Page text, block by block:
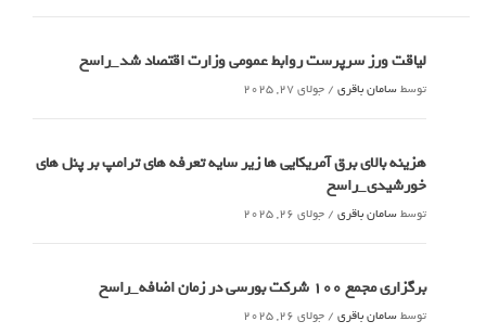
لیاقت ورز سرپرست روابط عمومی وزارت اقتصاد شد_راسخ
توسطسامان باقری / جولای 27, 2025
هزینه بالای برق آمریکایی ها زیر سایه تعرفه های ترامپ بر پنل های
خورشیدی_راسخ
توسطسامان باقری / جولای 26, 2025
برگزاری مجمع 100 شرکت بورسی در زمان اضافه_راسخ
توسطسامان باقری / جولای 26, 2025